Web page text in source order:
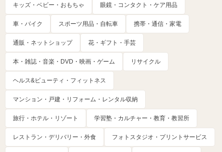
キッズ・ベビー・おもちゃ 眼鏡・コンタクト・ケア用品
車・バイク スポーツ用品・自転車 携帯・通信・家電
通販・ネットショップ 花・ギフト・手芸
本・雑誌・音楽・DVD・映画・ゲーム リサイクル
ヘルス&ビューティ・フィットネス
マンション・戸建・リフォーム・レンタル収納
旅行・ホテル・リゾート 学習塾・カルチャー・教育・教習所
レストラン・デリバリー・外食 フォトスタジオ・プリントサービス